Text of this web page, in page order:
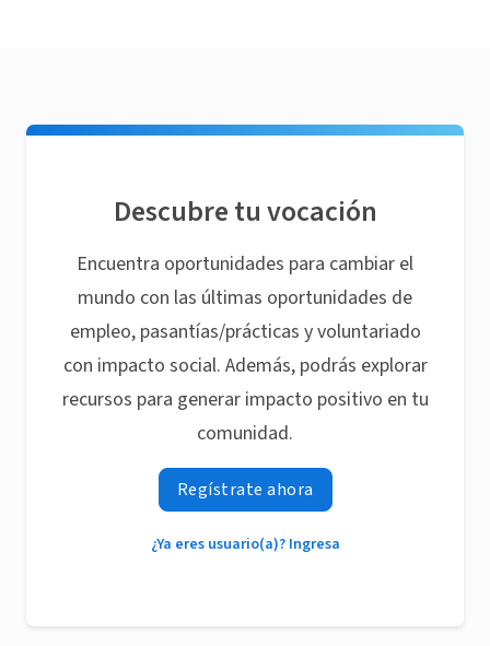
Descubre tu vocación
Encuentra oportunidades para cambiar el
mundo con las últimas oportunidades de
empleo, pasantías/prácticas y voluntariado
con impacto social. Además, podrás explorar
recursos para generar impacto positivo en tu
comunidad.
Regístrate ahora
¿Ya eres usuario(a)? Ingresa